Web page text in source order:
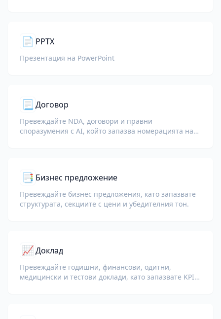
📄 PPTX
Презентация на PowerPoint
📃 Договор
Превеждайте NDA, договори и правни
споразумения с AI, който запазва номерацията на
📑 Бизнес предложение
Превеждайте бизнес предложения, като запазвате
структурата, секциите с цени и убедителния тон.
📈Доклад
Превеждайте годишни, финансови, одитни,
медицински и тестови доклади, като запазвате KPI,